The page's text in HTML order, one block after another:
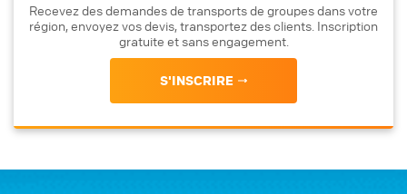
Recevez des demandes de transports de groupes dans votre
région, envoyez vos devis, transportez des clients. Inscription
gratuite et sans engagement.
S'INSCRIRE